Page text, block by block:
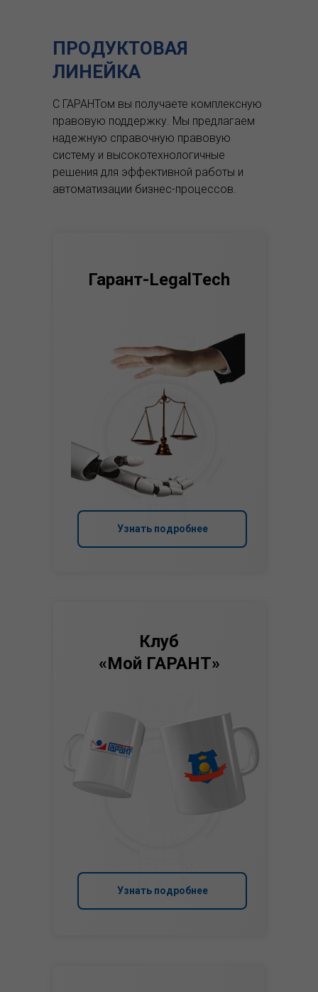
ПРОДУКТОВАЯ
ЛИНЕЙКА
С ГАРАНТом вы получаете комплексную
правовую поддержку. Мы предлагаем
надежную справочную правовую
систему и высокотехнологичные
решения для эффективной работы и
автоматизации бизнес-процессов.
Узнать подробнее
Клуб
«Мой ГАРАНТ»
Узнать подробнее
Гарант-LegalTech